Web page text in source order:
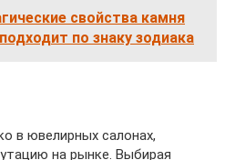
свойства камня
по знаку зодиака
в ювелирных салонах,
на рынке. Выбирая